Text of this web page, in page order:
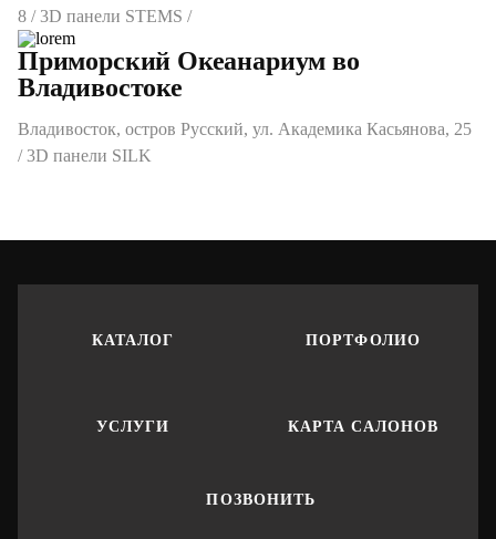
8 / 3D панели STEMS /
Приморский Океанариум во
Владивостоке
Владивосток, остров Русский, ул. Академика Касьянова, 25
/ 3D панели SILK
КАТАЛОГ ПОРТФОЛИО
УСЛУГИ КАРТА САЛОНОВ
ПОЗВОНИТЬ